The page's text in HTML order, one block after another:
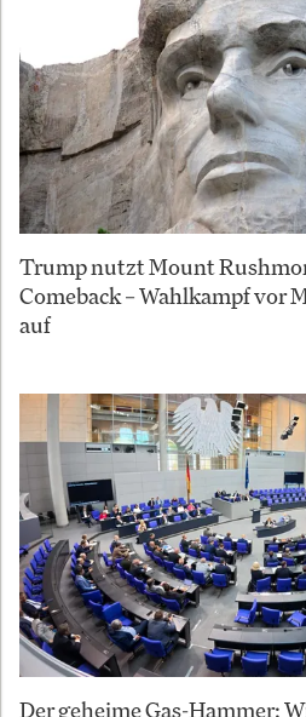
Trump nutzt Mount
Comeback – Wahlkampf vor
auf
Der geheime Gas-Hammer: